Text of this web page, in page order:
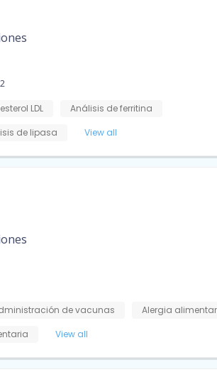
LDL
Análisis de ferritina
de lipasa View all
de vacunas
Alergia
View all